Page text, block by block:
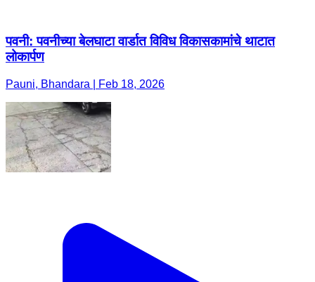
पवनी: पवनीच्या बेलघाटा वार्डात विविध विकासकामांचे थाटात
लोकार्पण
Pauni, Bhandara | Feb 18, 2026